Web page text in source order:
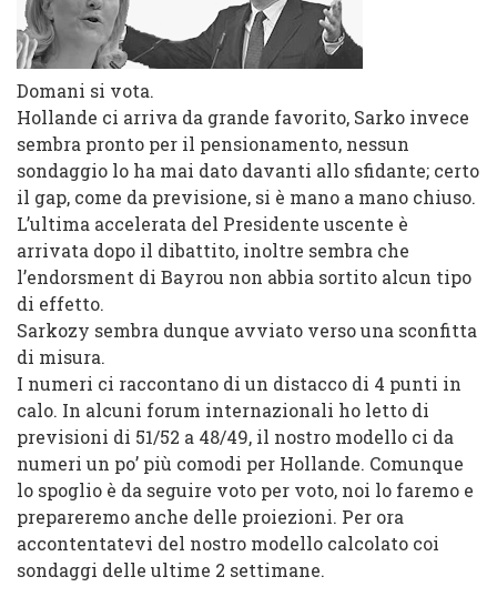
Domani si vota.
Hollande ci arriva da grande favorito, Sarko invece
sembra pronto per il pensionamento, nessun
sondaggio lo ha mai dato davanti allo sfidante; certo
il gap, come da previsione, si è mano a mano chiuso.
L’ultima accelerata del Presidente uscente è
arrivata dopo il dibattito, inoltre sembra che
l’endorsment di Bayrou non abbia sortito alcun tipo
di effetto.
Sarkozy sembra dunque avviato verso una sconfitta
di misura.
I numeri ci raccontano di un distacco di 4 punti in
calo. In alcuni forum internazionali ho letto di
previsioni di 51/52 a 48/49, il nostro modello ci da
numeri un po’ più comodi per Hollande. Comunque
lo spoglio è da seguire voto per voto, noi lo faremo e
prepareremo anche delle proiezioni. Per ora
accontentatevi del nostro modello calcolato coi
sondaggi delle ultime 2 settimane.